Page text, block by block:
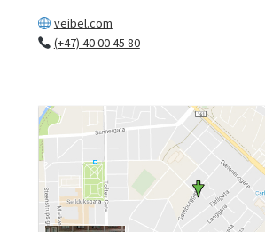
veibel.com
(+47) 40 00 45 80